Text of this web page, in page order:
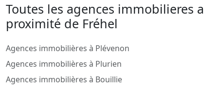
Toutes les agences immobilieres a
proximité de Fréhel
Agences immobilières à Plévenon
Agences immobilières à Plurien
Agences immobilières à Bouillie